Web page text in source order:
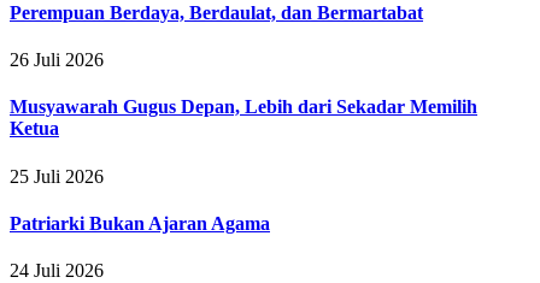
Perempuan Berdaya, Berdaulat, dan Bermartabat
26 Juli 2026
Musyawarah Gugus Depan, Lebih dari Sekadar Memilih
Ketua
25 Juli 2026
Patriarki Bukan Ajaran Agama
24 Juli 2026